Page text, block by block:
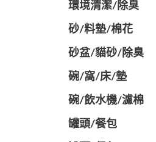
環境清潔/除臭
砂/料墊/棉花
砂盆/貓砂/除臭
碗/窩/床/墊
碗/飲水機/濾棉
罐頭/餐包